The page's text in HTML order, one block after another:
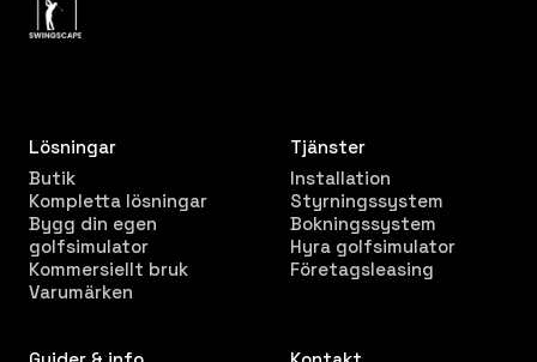
Lösningar
Butik
Kompletta lösningar
Bygg din egen
golfsimulator
Kommersiellt bruk
Varumärken
Tjänster
Installation
Styrningssystem
Bokningssystem
Hyra golfsimulator
Företagsleasing